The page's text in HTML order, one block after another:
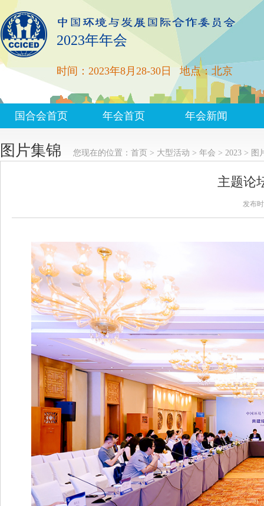
2023年年会
时间：2023年8月28-30日 地点：北京
国合会首页 年会首页 年会新闻
图片集锦 您现在的位置： 首页 > 大型活动 > 年会 > 2023 > 图
主题论
发布